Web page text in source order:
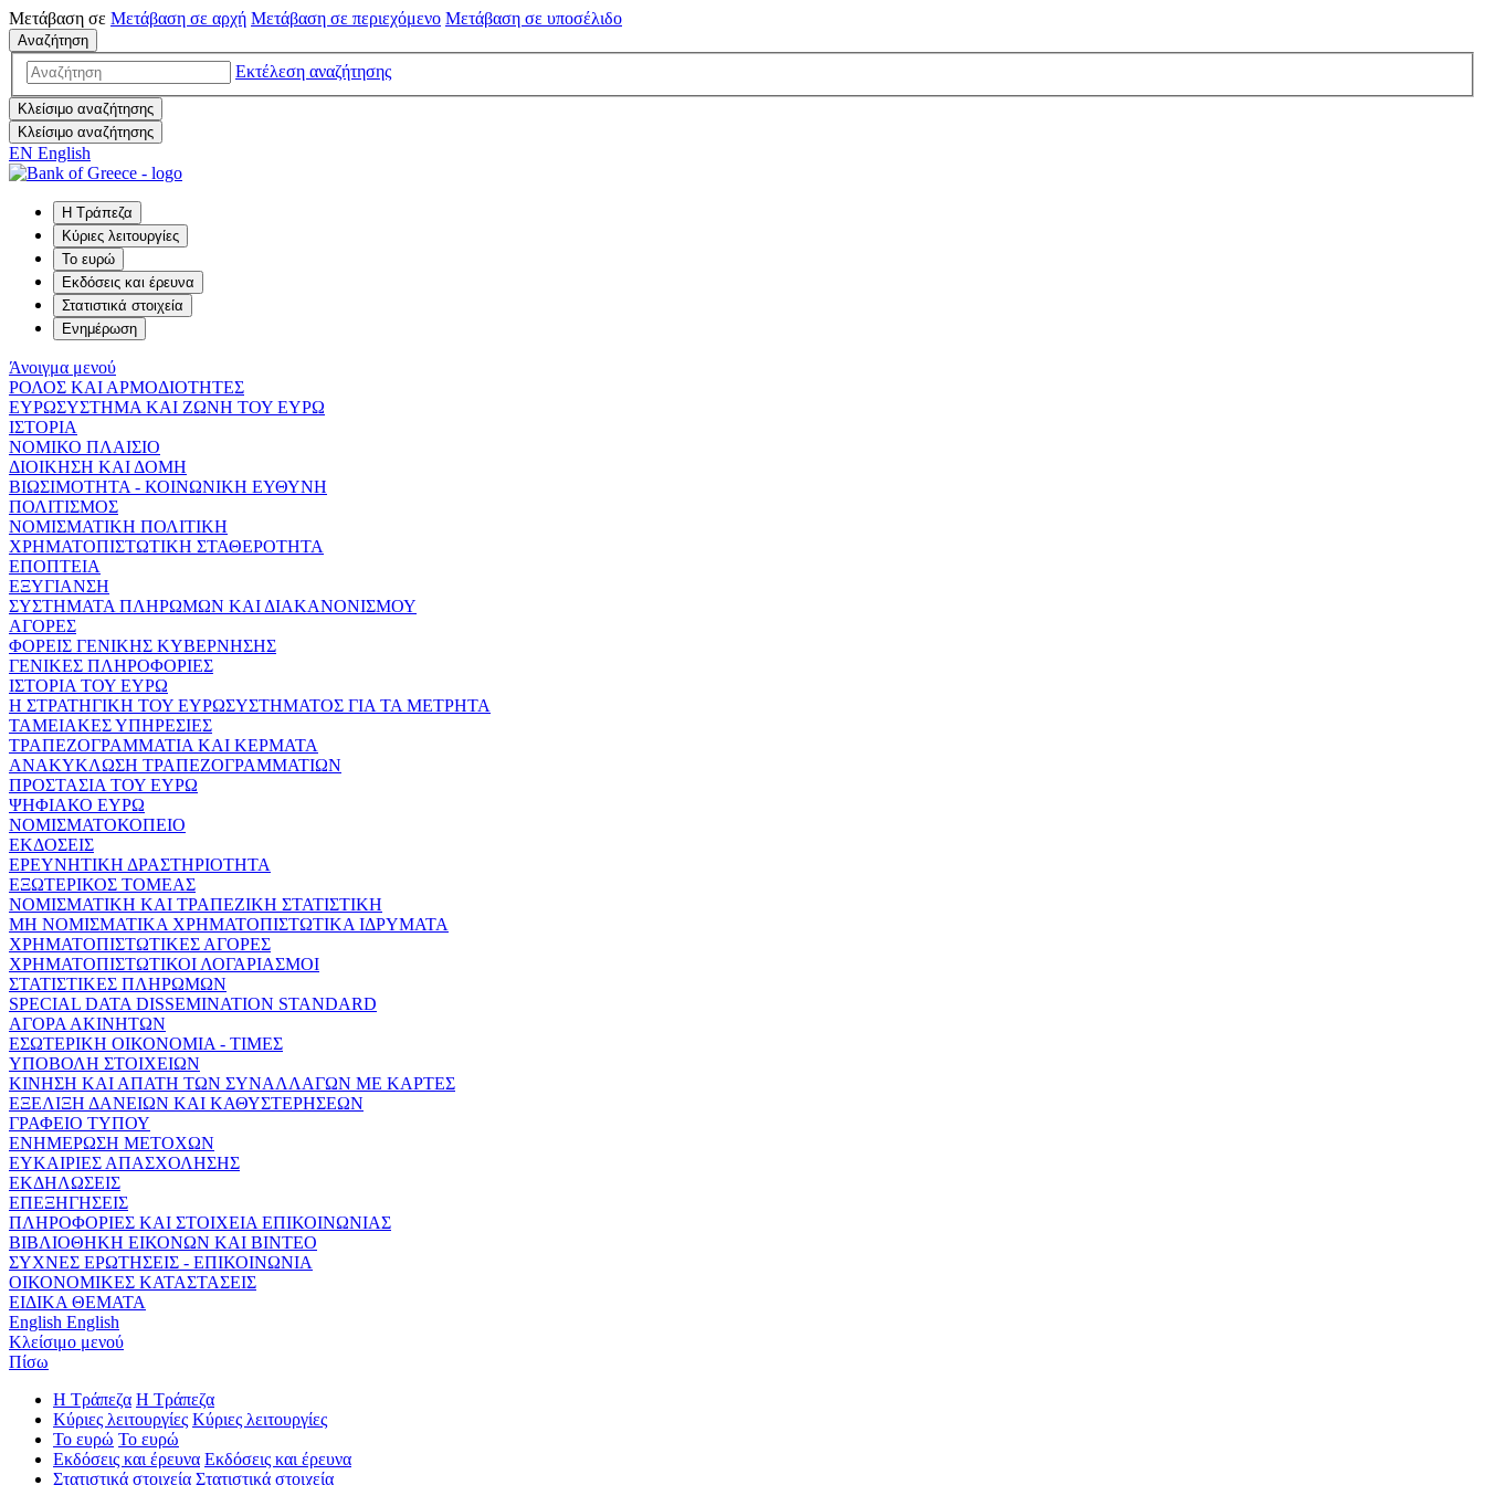
Μετάβαση σε Μετάβαση σε αρχή Μετάβαση σε περιεχόμενο Μετάβαση σε υποσέλιδο
Αναζήτηση
Εκτέλεση αναζήτησης
Κλείσιμο αναζήτησης
Κλείσιμο αναζήτησης
EN English
Η Τράπεζα
Κύριες λειτουργίες
Το ευρώ
Εκδόσεις και έρευνα
Στατιστικά στοιχεία
Ενημέρωση
Άνοιγμα μενού
ΡΟΛΟΣ ΚΑΙ ΑΡΜΟΔΙΟΤΗΤΕΣ
ΕΥΡΩΣΥΣΤΗΜΑ ΚΑΙ ΖΩΝΗ ΤΟΥ ΕΥΡΩ
ΙΣΤΟΡΙΑ
ΝΟΜΙΚΟ ΠΛΑΙΣΙΟ
ΔΙΟΙΚΗΣΗ ΚΑΙ ΔΟΜΗ
ΒΙΩΣΙΜΟΤΗΤΑ - ΚΟΙΝΩΝΙΚΗ ΕΥΘΥΝΗ
ΠΟΛΙΤΙΣΜΟΣ
ΝΟΜΙΣΜΑΤΙΚΗ ΠΟΛΙΤΙΚΗ
ΧΡΗΜΑΤΟΠΙΣΤΩΤΙΚΗ ΣΤΑΘΕΡΟΤΗΤΑ
ΕΠΟΠΤΕΙΑ
ΕΞΥΓΙΑΝΣΗ
ΣΥΣΤΗΜΑΤΑ ΠΛΗΡΩΜΩΝ ΚΑΙ ΔΙΑΚΑΝΟΝΙΣΜΟΥ
ΑΓΟΡΕΣ
ΦΟΡΕΙΣ ΓΕΝΙΚΗΣ ΚΥΒΕΡΝΗΣΗΣ
ΓΕΝΙΚΕΣ ΠΛΗΡΟΦΟΡΙΕΣ
ΙΣΤΟΡΙΑ ΤΟΥ ΕΥΡΩ
Η ΣΤΡΑΤΗΓΙΚΗ ΤΟΥ ΕΥΡΩΣΥΣΤΗΜΑΤΟΣ ΓΙΑ ΤΑ ΜΕΤΡΗΤΑ
ΤΑΜΕΙΑΚΕΣ ΥΠΗΡΕΣΙΕΣ
ΤΡΑΠΕΖΟΓΡΑΜΜΑΤΙΑ ΚΑΙ ΚΕΡΜΑΤΑ
ΑΝΑΚΥΚΛΩΣΗ ΤΡΑΠΕΖΟΓΡΑΜΜΑΤΙΩΝ
ΠΡΟΣΤΑΣΙΑ ΤΟΥ ΕΥΡΩ
ΨΗΦΙΑΚΟ ΕΥΡΩ
ΝΟΜΙΣΜΑΤΟΚΟΠΕΙΟ
ΕΚΔΟΣΕΙΣ
ΕΡΕΥΝΗΤΙΚΗ ΔΡΑΣΤΗΡΙΟΤΗΤΑ
ΕΞΩΤΕΡΙΚΟΣ ΤΟΜΕΑΣ
ΝΟΜΙΣΜΑΤΙΚΗ ΚΑΙ ΤΡΑΠΕΖΙΚΗ ΣΤΑΤΙΣΤΙΚΗ
ΜΗ ΝΟΜΙΣΜΑΤΙΚΑ ΧΡΗΜΑΤΟΠΙΣΤΩΤΙΚΑ ΙΔΡΥΜΑΤΑ
ΧΡΗΜΑΤΟΠΙΣΤΩΤΙΚΕΣ ΑΓΟΡΕΣ
ΧΡΗΜΑΤΟΠΙΣΤΩΤΙΚΟΙ ΛΟΓΑΡΙΑΣΜΟΙ
ΣΤΑΤΙΣΤΙΚΕΣ ΠΛΗΡΩΜΩΝ
SPECIAL DATA DISSEMINATION STANDARD
ΑΓΟΡΑ ΑΚΙΝΗΤΩΝ
ΕΣΩΤΕΡΙΚΗ ΟΙΚΟΝΟΜΙΑ - ΤΙΜΕΣ
ΥΠΟΒΟΛΗ ΣΤΟΙΧΕΙΩΝ
ΚΙΝΗΣΗ ΚΑΙ ΑΠΑΤΗ ΤΩΝ ΣΥΝΑΛΛΑΓΩΝ ΜΕ ΚΑΡΤΕΣ
ΕΞΕΛΙΞΗ ΔΑΝΕΙΩΝ ΚΑΙ ΚΑΘΥΣΤΕΡΗΣΕΩΝ
ΓΡΑΦΕΙΟ ΤΥΠΟΥ
ΕΝΗΜΕΡΩΣΗ ΜΕΤΟΧΩΝ
ΕΥΚΑΙΡΙΕΣ ΑΠΑΣΧΟΛΗΣΗΣ
ΕΚΔΗΛΩΣΕΙΣ
ΕΠΕΞΗΓΗΣΕΙΣ
ΠΛΗΡΟΦΟΡΙΕΣ ΚΑΙ ΣΤΟΙΧΕΙΑ ΕΠΙΚΟΙΝΩΝΙΑΣ
ΒΙΒΛΙΟΘΗΚΗ ΕΙΚΟΝΩΝ ΚΑΙ ΒΙΝΤΕΟ
ΣΥΧΝΕΣ ΕΡΩΤΗΣΕΙΣ - ΕΠΙΚΟΙΝΩΝΙΑ
ΟΙΚΟΝΟΜΙΚΕΣ ΚΑΤΑΣΤΑΣΕΙΣ
ΕΙΔΙΚΑ ΘΕΜΑΤΑ
English English
Κλείσιμο μενού
Πίσω
Η Τράπεζα Η Τράπεζα
Κύριες λειτουργίες Κύριες λειτουργίες
Το ευρώ Το ευρώ
Εκδόσεις και έρευνα Εκδόσεις και έρευνα
Στατιστικά στοιχεία Στατιστικά στοιχεία